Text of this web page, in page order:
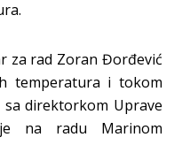
za rad Zoran Đorđević
temperatura i tokom
direktorkom Uprave
na radu Marinom